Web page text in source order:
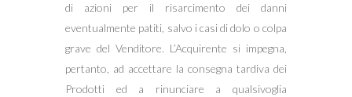
di azioni per il risarcimento dei danni
eventualmente patiti, salvo i casi di dolo o colpa
grave del Venditore. L’Acquirente si impegna,
pertanto, ad accettare la consegna tardiva dei
Prodotti ed a rinunciare a qualsivoglia